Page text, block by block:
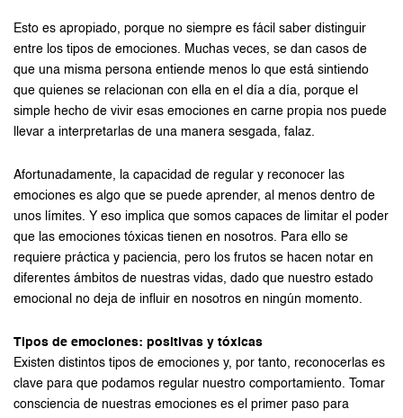
Esto es apropiado, porque no siempre es fácil saber distinguir
entre los tipos de emociones. Muchas veces, se dan casos de
que una misma persona entiende menos lo que está sintiendo
que quienes se relacionan con ella en el día a día, porque el
simple hecho de vivir esas emociones en carne propia nos puede
llevar a interpretarlas de una manera sesgada, falaz.
Afortunadamente, la capacidad de regular y reconocer las
emociones es algo que se puede aprender, al menos dentro de
unos límites. Y eso implica que somos capaces de limitar el poder
que las emociones tóxicas tienen en nosotros. Para ello se
requiere práctica y paciencia, pero los frutos se hacen notar en
diferentes ámbitos de nuestras vidas, dado que nuestro estado
emocional no deja de influir en nosotros en ningún momento.
Tipos de emociones: positivas y tóxicas
Existen distintos tipos de emociones y, por tanto, reconocerlas es
clave para que podamos regular nuestro comportamiento. Tomar
consciencia de nuestras emociones es el primer paso para